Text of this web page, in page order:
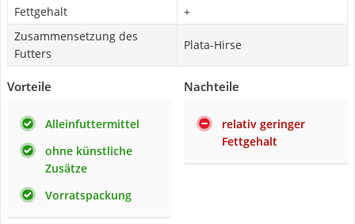
Fettgehalt
+
Zusammensetzung des
Futters
Plata-Hirse
Vorteile
Alleinfuttermittel
ohne künstliche
Zusätze
Vorratspackung
Nachteile
relativ geringer
Fettgehalt